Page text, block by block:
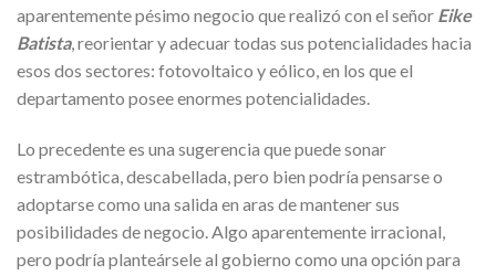
aparentemente pésimo negocio que realizó con el señor Eike
Batista, reorientar y adecuar todas sus potencialidades hacia
esos dos sectores: fotovoltaico y eólico, en los que el
departamento posee enormes potencialidades.
Lo precedente es una sugerencia que puede sonar
estrambótica, descabellada, pero bien podría pensarse o
adoptarse como una salida en aras de mantener sus
posibilidades de negocio. Algo aparentemente irracional,
pero podría planteársele al gobierno como una opción para